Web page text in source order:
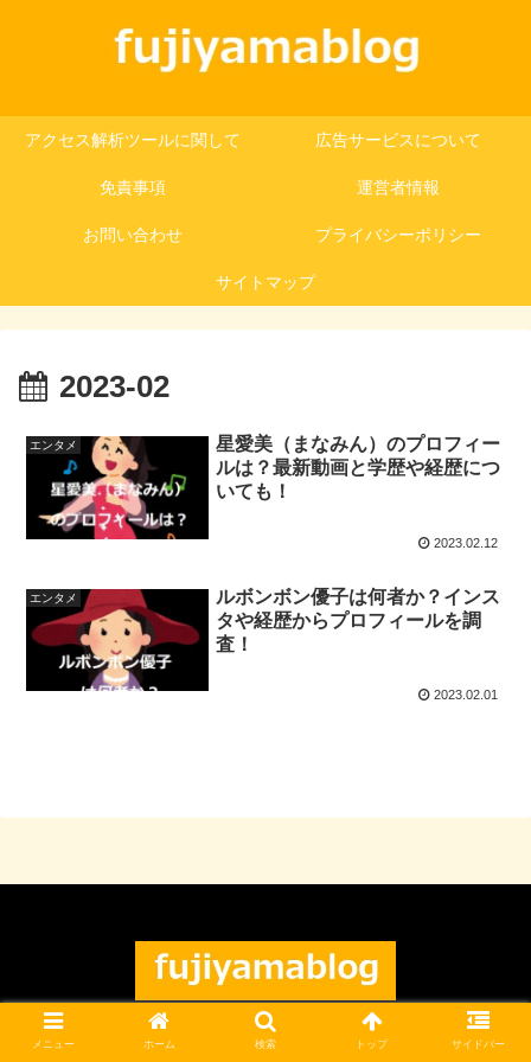
アクセス解析ツールに関して 広告サービスについて
免責事項 運営者情報
お問い合わせ プライバシーポリシー
サイトマップ
2023-02
エンタメ
星愛美（まなみん）のプロフィー
ルは？最新動画と学歴や経歴につ
いても！
2023.02.12
エンタメ
ルボンボン優子は何者か？インス
タや経歴からプロフィールを調
査！
2023.02.01
© 2021 フジヤマブログ.
メニュー ホーム 検索 トップ サイドバー